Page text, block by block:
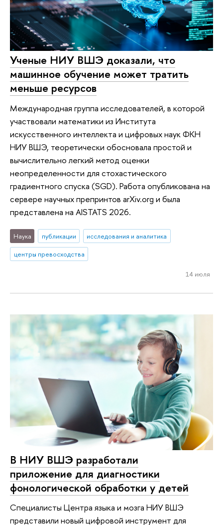
Ученые НИУ ВШЭ доказали, что
машинное обучение может тратить
меньше ресурсов
Международная группа исследователей, в которой
участвовали математики из Института
искусственного интеллекта и цифровых наук ФКН
НИУ ВШЭ, теоретически обосновала простой и
вычислительно легкий метод оценки
неопределенности для стохастического
градиентного спуска (SGD). Работа опубликована на
сервере научных препринтов arXiv.org и была
представлена на AISTATS 2026.
Наука публикации
исследования и аналитика
центры превосходства
14 июля
В НИУ ВШЭ разработали
приложение для диагностики
фонологической обработки у детей
Специалисты Центра языка и мозга НИУ ВШЭ
представили новый цифровой инструмент для